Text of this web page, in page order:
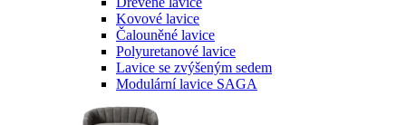
Kovové lavice
Čalouněné lavice
Polyuretanové lavice
Lavice se zvýšeným sedem
Modulární lavice SAGA